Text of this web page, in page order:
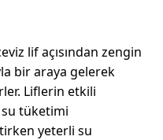
lif açısından zengin
bir araya gelerek
Liflerin etkili
tüketimi
yeterli su